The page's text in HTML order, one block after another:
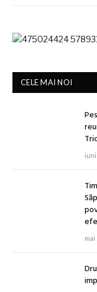
CELE MAI NOI
mai